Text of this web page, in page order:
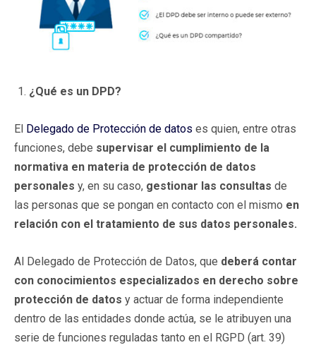
¿Qué es un DPD?
El Delegado de Protección de datos es quien, entre otras
funciones, debe supervisar el cumplimiento de la
normativa en materia de protección de datos
personales y, en su caso, gestionar las consultas de
las personas que se pongan en contacto con el mismo en
relación con el tratamiento de sus datos personales.
Al Delegado de Protección de Datos, que deberá contar
con conocimientos especializados en derecho sobre
protección de datos y actuar de forma independiente
dentro de las entidades donde actúa, se le atribuyen una
serie de funciones reguladas tanto en el RGPD (art. 39)